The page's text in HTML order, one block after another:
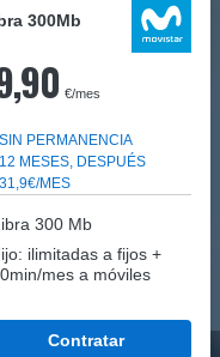
300Mb
€/mes
SIN PERMANENCIA
12 MESES, DESPUÉS
31,9€/MES
300 Mb
ilimitadas a fijos +
mes a móviles
Contratar